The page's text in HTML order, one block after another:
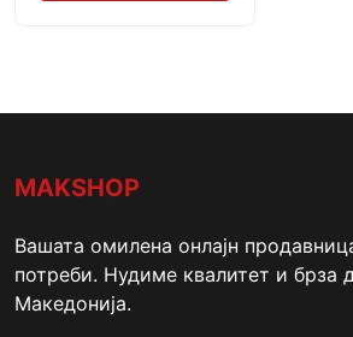
MAKSHOP
Вашата омилена онлајн
потреби. Нудиме квалитет и брза
Македонија.